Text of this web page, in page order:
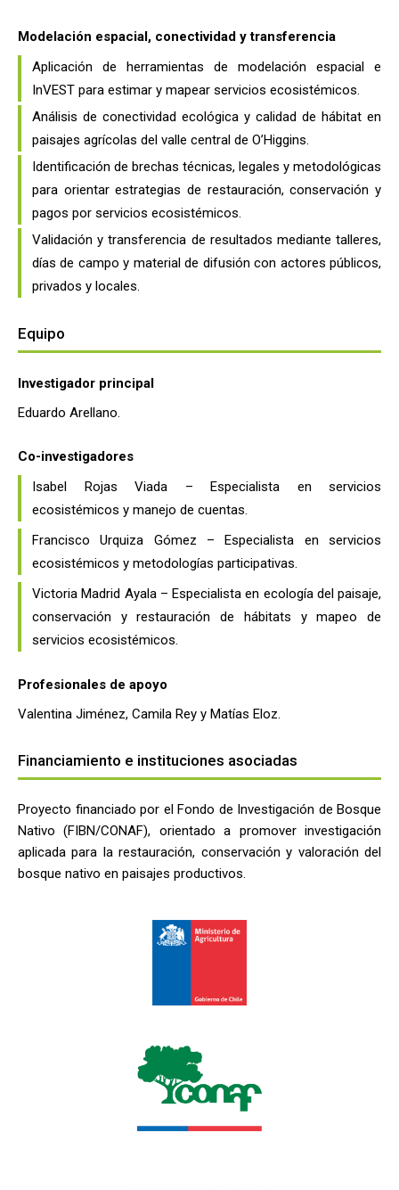
Modelación espacial, conectividad y transferencia
Aplicación de herramientas de modelación espacial e
InVEST para estimar y mapear servicios ecosistémicos.
Análisis de conectividad ecológica y calidad de hábitat en
paisajes agrícolas del valle central de O’Higgins.
Identificación de brechas técnicas, legales y metodológicas
para orientar estrategias de restauración, conservación y
pagos por servicios ecosistémicos.
Validación y transferencia de resultados mediante talleres,
días de campo y material de difusión con actores públicos,
privados y locales.
Equipo
Investigador principal
Eduardo Arellano.
Co-investigadores
Isabel Rojas Viada – Especialista en servicios
ecosistémicos y manejo de cuentas.
Francisco Urquiza Gómez – Especialista en servicios
ecosistémicos y metodologías participativas.
Victoria Madrid Ayala – Especialista en ecología del paisaje,
conservación y restauración de hábitats y mapeo de
servicios ecosistémicos.
Profesionales de apoyo
Valentina Jiménez, Camila Rey y Matías Eloz.
Financiamiento e instituciones asociadas
Proyecto financiado por el Fondo de Investigación de Bosque
Nativo (FIBN/CONAF), orientado a promover investigación
aplicada para la restauración, conservación y valoración del
bosque nativo en paisajes productivos.